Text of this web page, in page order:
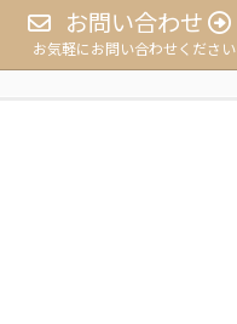
お問い合わせ
お気軽にお問い合わせください